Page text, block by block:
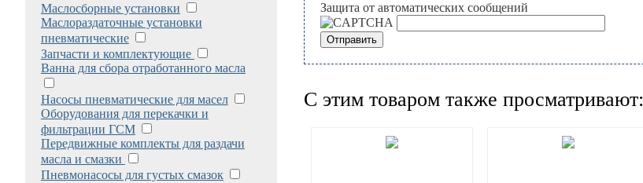
Маслосборные установки
Маслораздаточные установки
пневматические
Запчасти и комплектующие
Ванна для сбора отработанного масла
Насосы пневматические для масел
Оборудования для перекачки и
фильтрации ГСМ
Передвижные комплекты для раздачи
масла и смазки
Пневмонасосы для густых смазок
Защита от автоматических сообщений
С этим товаром также просматривают: